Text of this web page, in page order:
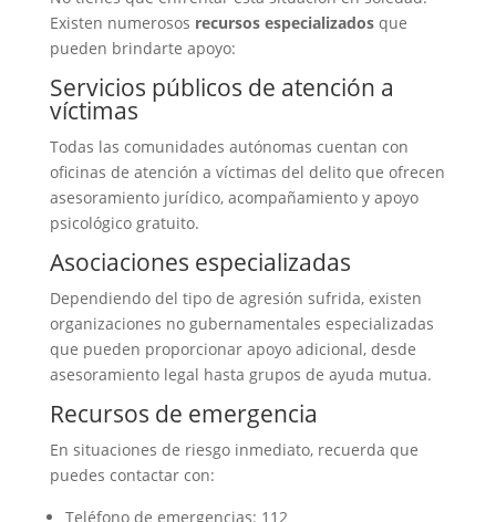
Existen numerosos recursos especializadosque
pueden brindarte apoyo:
Servicios públicos de atención a
víctimas
Todas las comunidades autónomas cuentan con
oficinas de atención a víctimas del delito que ofrecen
asesoramiento jurídico, acompañamiento y apoyo
psicológico gratuito.
Asociaciones especializadas
Dependiendo del tipo de agresión sufrida, existen
organizaciones no gubernamentales especializadas
que pueden proporcionar apoyo adicional, desde
asesoramiento legal hasta grupos de ayuda mutua.
Recursos de emergencia
En situaciones de riesgo inmediato, recuerda que
puedes contactar con:
Teléfono de emergencias: 112